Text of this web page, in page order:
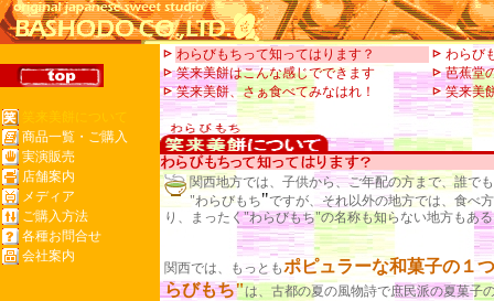
笑来美餅について
商品一覧・ご購入
実演販売
店舗案内
メディア
ご購入方法
各種お問合せ
会社案内
わらびもちって知ってはります？
わらび
笑来美餅はこんな感じでできます
芭蕉堂
笑来美餅、さぁ食べてみなはれ！
笑来美
関西地方では、子供から、ご年配の方まで、誰で
"わらびもち"ですが、それ以外の地方では、食べ
り、まったく"わらびもち"の名称も知らない地方もあ
関西では、もっともポピュラーな和菓子の１
らびもち"は、古都の夏の風物詩で庶民派の夏菓子